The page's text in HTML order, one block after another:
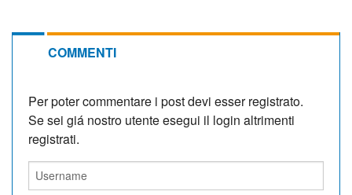
COMMENTI
Per poter commentare i post devi esser registrato.
Se sei giá nostro utente esegui il login altrimenti
registrati.